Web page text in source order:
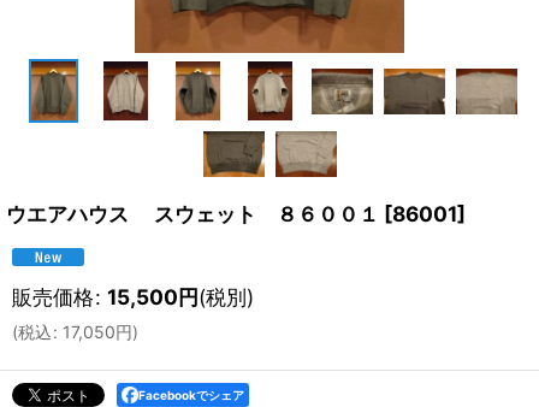
ウエアハウス スウェット ８６００１ [86001]
販売価格: 15,500円(税別)
(税込: 17,050円)
Facebookでシェア